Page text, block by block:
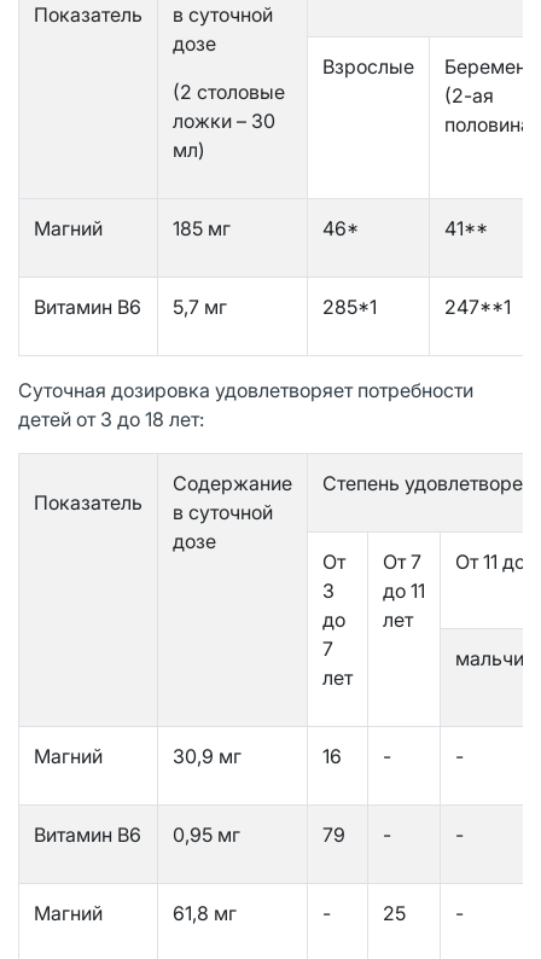
Показатель
в суточной
дозе
(2 столовые
ложки – 30
мл)
Взрослые
(2-ая
половина)
Магний 185 мг 46* 41**
Витамин В6 5,7 мг 285*1 247**1
Суточная дозировка удовлетворяет потребности
детей от 3 до 18 лет:
Показатель
Содержание
в суточной
дозе
Степень
От
3
до
7
лет
От 7
до 11
лет
От 11 до
Магний 30,9 мг 16 - -
Витамин В6 0,95 мг 79 - -
Магний 61,8 мг - 25 -